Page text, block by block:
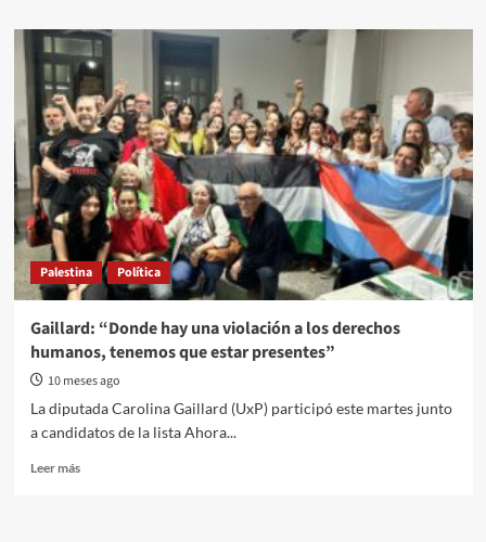
Hinchas
de
Unión
del
Suburbio
repudian
la
realización
del
acto
de
campaña
de
La
Avanza
en
las
del
club
Palestina Política
Gaillard: “Donde hay una violación a los derechos
humanos, tenemos que estar presentes”
10 meses ago
La diputada Carolina Gaillard (UxP) participó este martes junto
a candidatos de la lista Ahora...
Leer másRead